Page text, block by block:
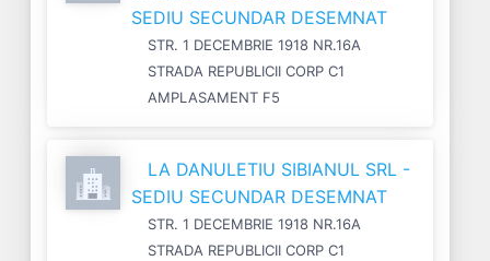
SEDIU SECUNDAR DESEMNAT
STR. 1 DECEMBRIE 1918 NR.16A
STRADA REPUBLICII CORP C1
AMPLASAMENT F5
LA DANULETIU SIBIANUL SRL -
SEDIU SECUNDAR DESEMNAT
STR. 1 DECEMBRIE 1918 NR.16A
STRADA REPUBLICII CORP C1